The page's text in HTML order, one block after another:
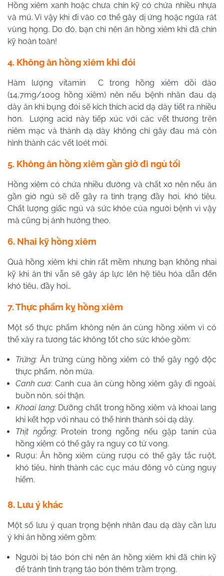
Hồng xiêm xanh hoặc chưa chín kỹ có chứa nhiều nhựa
và mủ. Vì vậy khi đi vào cơ thể gây dị ứng hoặc ngứa rát
vùng họng. Do đó, bạn chỉ nên ăn hồng xiêm khi đã chín
kỹ hoàn toàn!
4. Không ăn hồng xiêm khi đói
Hàm lượng vitamin C trong hồng xiêm dồi dào
(14,7mg/100g hồng xiêm) nên nếu bệnh nhân đau dạ
dày ăn khi bụng đói sẽ kích thích acid dạ dày tiết ra nhiều
hơn. Lượng acid này tiếp xúc với các vết thương trên
niêm mạc và thành dạ dày không chỉ gây đau mà còn
hình thành các vết loét mới.
5. Không ăn hồng xiêm gần giờ đi ngủ tối
Hồng xiêm có chứa nhiều đường và chất xơ nên nếu ăn
gần giờ ngủ sẽ dễ gây ra tình trạng đầy hơi, khó tiêu.
Chất lượng giấc ngủ và sức khỏe của người bệnh vì vậy
mà cũng bị ảnh hưởng theo.
6. Nhai kỹ hồng xiêm
Quả hồng xiêm khi chín rất mềm nhưng bạn không nhai
kỹ khi ăn thì vẫn sẽ gây áp lực lên hệ tiêu hóa dẫn đến
khó tiêu, đầy hơi…
7. Thực phẩm kỵ hồng xiêm
Một số thực phẩm không nên ăn cùng hồng xiêm vì có
thể xảy ra tương tác không tốt cho sức khỏe gồm:
Trứng: Ăn trứng cùng hồng xiêm có thể gây ngộ độc
thực phẩm, nôn mửa.
Canh cua: Canh cua ăn cùng hồng xiêm gây đi ngoài,
buồn nôn, sỏi thận.
Khoai lang: Dưỡng chất trong hồng xiêm và khoai lang
khi kết hợp với nhau có thể hình thành sỏi dạ dày.
Thịt ngỗng: Protein trong ngỗng nếu gặp tanin của
hồng xiêm có thể gây ra nguy cơ tử vong.
Rượu: Ăn hồng xiêm cùng rượu có thể gây tắc ruột,
khó tiêu, hình thành các cục máu đông vô cùng nguy
hiểm.
8. Lưu ý khác
Một số lưu ý quan trọng bệnh nhân đau dạ dày cần lưu
ý khi ăn hồng xiêm gồm:
Người bị táo bón chỉ nên ăn hồng xiêm khi đã chín kỹ
để tránh tình trạng táo bón thêm trầm trọng.